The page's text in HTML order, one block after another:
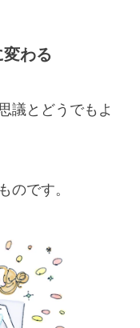
わる
議とどうでもよ
のです。